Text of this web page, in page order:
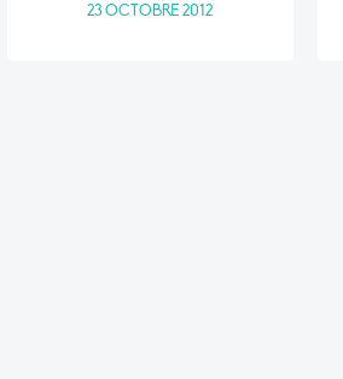
23 OCTOBRE 2012